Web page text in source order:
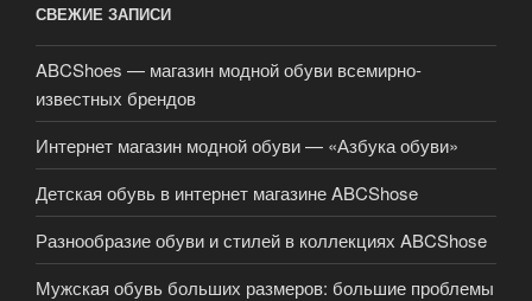
СВЕЖИЕ ЗАПИСИ
ABCShoes — магазин модной обуви всемирно-
известных брендов
Интернет магазин модной обуви — «Азбука обуви»
Детская обувь в интернет магазине ABCShose
Разнообразие обуви и стилей в коллекциях ABCShose
Мужская обувь больших размеров: большие проблемы